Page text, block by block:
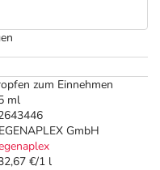
zum Einnehmen
ml
GmbH
€/1 l